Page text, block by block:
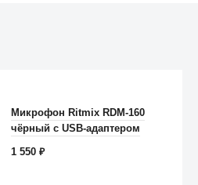
Микрофон Ritmix RDM-160
чёрный с USB-адаптером
1 550₽